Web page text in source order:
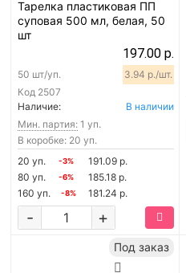
Тарелка пластиковая ПП
суповая 500 мл, белая, 50
шт
197.00 р.
Код 2507
50 шт/уп. 3.94 р./шт.
Наличие:
В наличии
Мин. партия: 1 уп.
В коробке: 20 уп.
20 уп.
-3%
191.09 р.
80 уп.
-6%
185.18 р.
160 уп.
-8% 181.24 р.
+
-
Под заказ